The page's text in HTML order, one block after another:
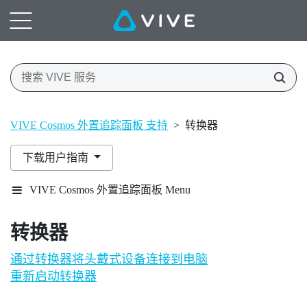
VIVE Cosmos 外置追踪面板 支持 > 转换器
下载用户指南
VIVE Cosmos 外置追踪面板 Menu
转换器
通过转换器将头戴式设备连接到电脑
重新启动转换器